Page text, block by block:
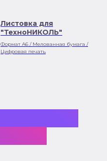
Листовка для
"ТехноНИКОЛЬ"
Формат А6 / Мелованная бумага /
Цифровая печать